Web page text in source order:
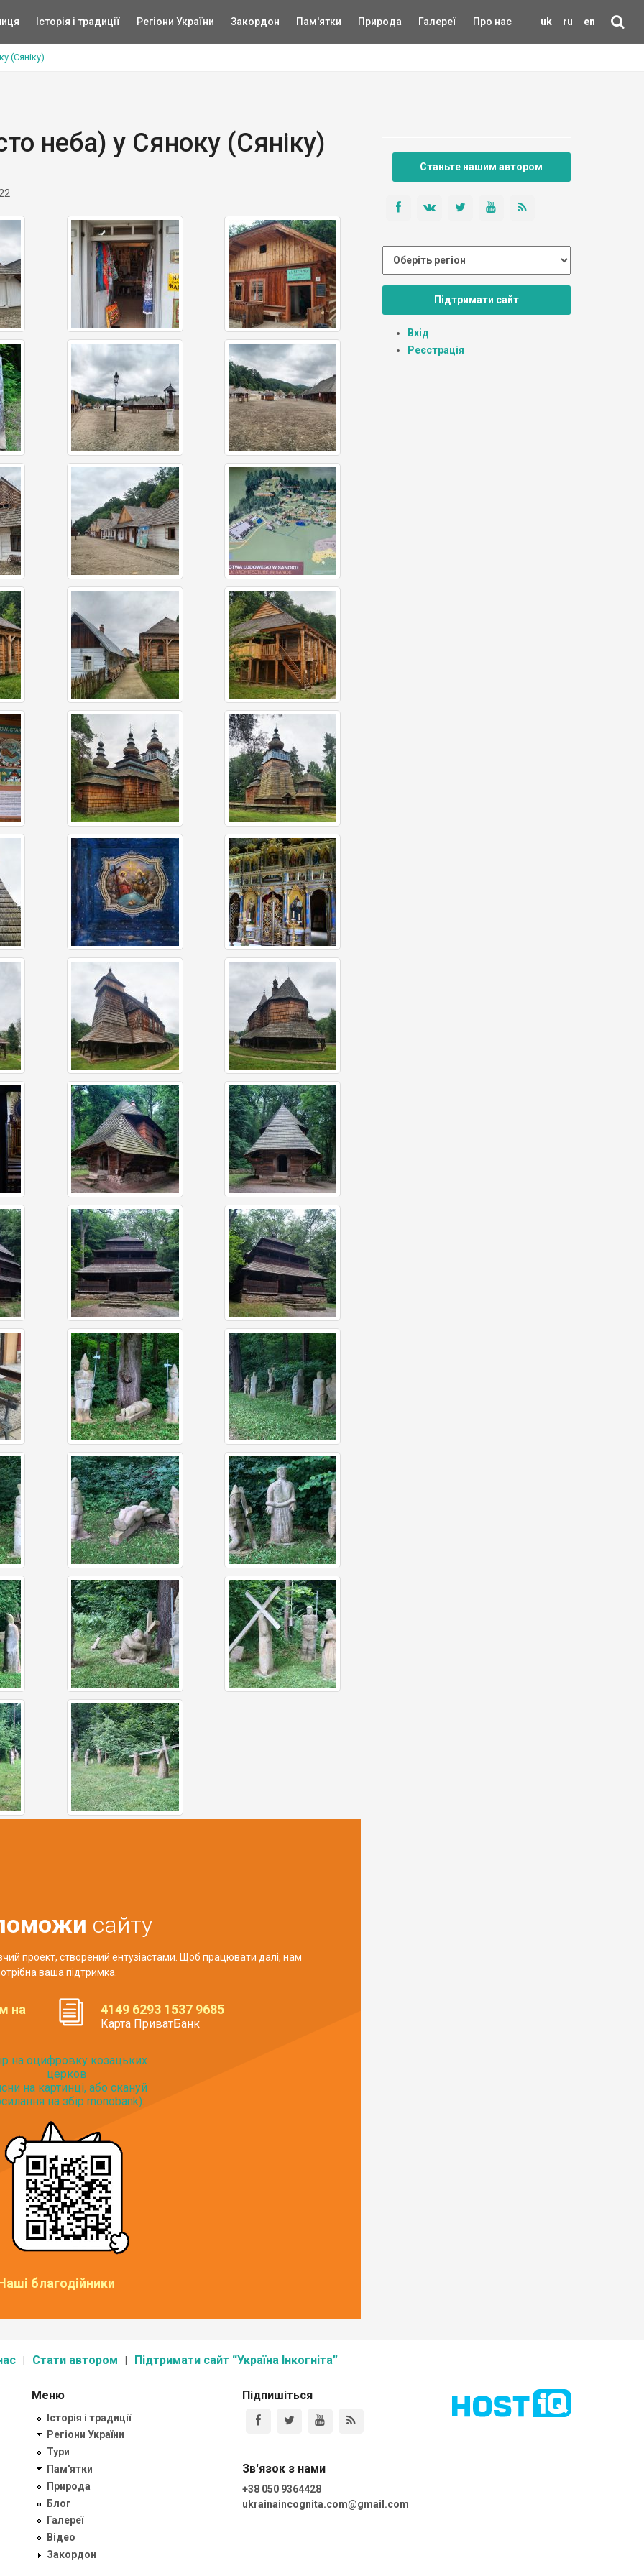
uk ru en
Історія і традиції Регіони України Закордон Пам'ятки Природа Галереї Про нас
(Сяніку)
неба) у Сяноку (Сяніку)
сайту
проект, створений ентузіастами. Щоб працювати далі, нам
ваша підтримка.
на 4149 6293 1537 9685
Карта ПриватБанк
на оцифровку козацьких
церков
на картинці, або скануй
на збір monobank):
благодійники
Станьте нашим автором
Підтримати сайт
Вхід
Реєстрація
Стати автором Підтримати сайт “Україна Інкогніта”
Меню
Історія і традиції
Регіони України
Тури
Пам'ятки
Природа
Блог
Галереї
Відео
Закордон
Підпишіться
Зв'язок з нами
+38 050 9364428
ukrainaincognita.com@gmail.com